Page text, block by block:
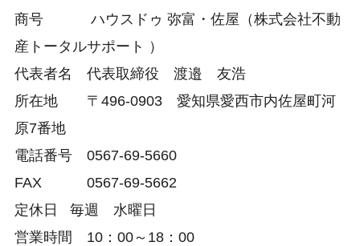
商号
ハウスドゥ 弥富・佐屋（株式会社不動
産トータルサポート ）
代表者名 代表取締役 渡邉 友浩
所在地 〒496-0903 愛知県愛西市内佐屋町河
原7番地
電話番号 0567-69-5660
FAX
0567-69-5662
定休日
毎週 水曜日
営業時間 10：00～18：00